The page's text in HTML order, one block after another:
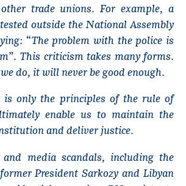
trade unions. For example, a
outside the National Assembly
“The problem with the police is
This criticism takes many forms.
do, it will never be good enough.
is only the principles of the rule of
enable us to maintain the
and deliver justice.
and media scandals, including the
President Sarkozy and Libyan